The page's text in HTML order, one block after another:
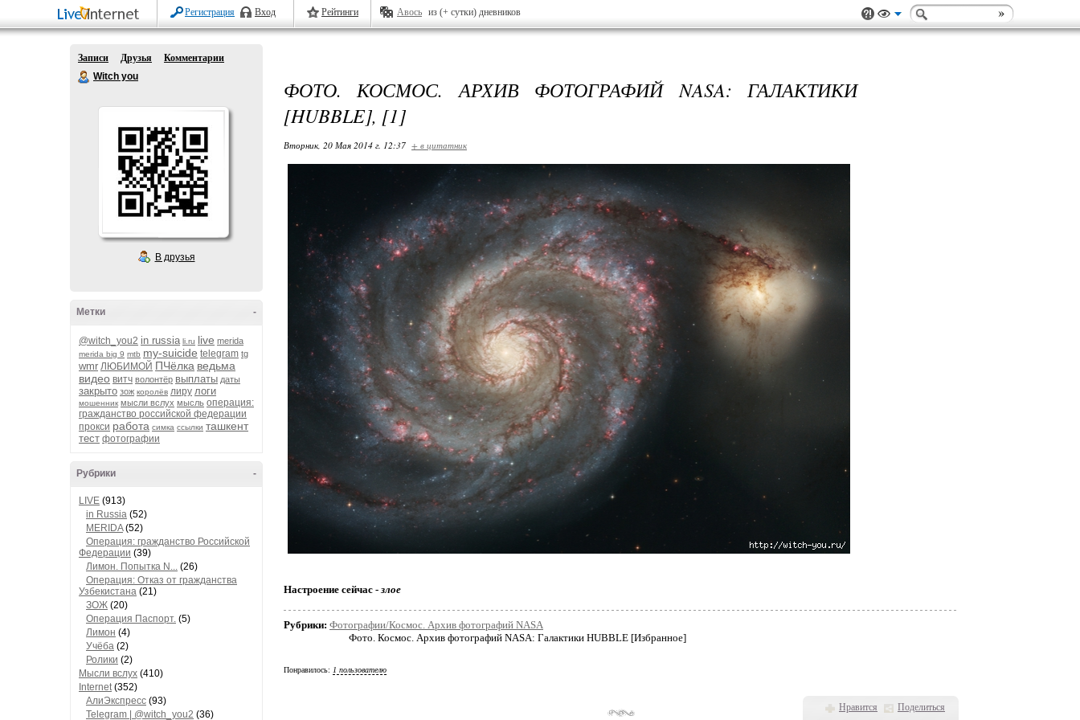
Регистрация Вход Рейтинги Авось из (+ сутки) дневников
Записи Друзья
Комментарии
Witch you
В друзья
-
Метки
@witch_you2 in russia li.ru live merida
merida big 9 mtb my-suicide telegram tg
wmr ЛЮБИМОЙ ПЧёлка ведьма
видео витч волонтёр выплаты даты
закрыто зож королёв лиру логи
мошенник мысли вслух мысль операция:
гражданство российской федерации
прокси работа симка ссылки ташкент
тест фотографии
-
Рубрики
LIVE (913)
in Russia (52)
MERIDA(52)
Операция: гражданство Российской
Федерации (39)
Лимон. Попытка N... (26)
Операция: Отказ от гражданства
Узбекистана (21)
ЗОЖ (20)
Операция Паспорт. (5)
Лимон (4)
Учёба (2)
Ролики (2)
Мысли вслух (410)
Internet(352)
АлиЭкспресс (93)
Telegram | @witch_you2 (36)
ФОТО. КОСМОС. АРХИВ ФОТОГРАФИЙ NASA: ГАЛАКТИКИ
[HUBBLE], [1]
Вторник, 20 Мая 2014 г. 12:37 + в цитатник
Настроение сейчас -злое
Рубрики: Фотографии/Космос. Архив фотографий NASA
Фото. Космос. Архив фотографий NASA: Галактики HUBBLE [Избранное]
Понравилось: 1 пользователю
Нравится Поделиться